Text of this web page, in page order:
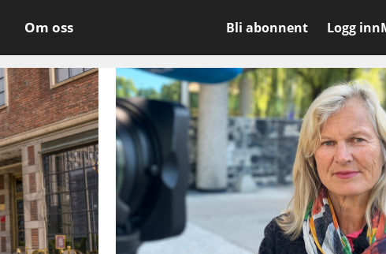
Om oss Bli abonnent Logg inn